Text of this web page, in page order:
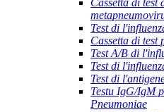
Test di
Cassetta di
Test A/B di
Test di
Test di
Testu IgG/IgM
Pneumoniae